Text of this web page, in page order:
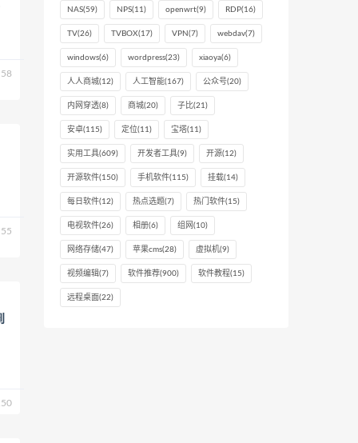
58
55
NAS(59) NPS(11) openwrt(9) RDP(16)
TV(26) TVBOX(17) VPN (7) webdav(7)
windows(6) wordpress(23) xiaoya(6)
人人商城(12) 人工智能(167) 公众号(20)
内网穿透(8) 商城(20) 子比(21)
安卓(115) 定位(11) 宝塔(11)
实用工具(609) 开发者工具(9) 开源(12)
开源软件(150) 手机软件(115) 挂载(14)
每日软件(12) 热点选题(7) 热门软件(15)
电视软件(26) 相册(6) 组网 (10)
网络存储(47) 苹果cms(28) 虚拟机(9)
视频编辑(7) 软件推荐(900) 软件教程(15)
远程桌面(22)